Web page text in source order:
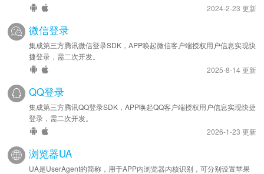
2024-2-23 更新
微信登录
集成第三方腾讯微信登录SDK，APP唤起微信客户端授权用户信息实现快
捷登录，需二次开发。
2025-8-14 更新
QQ登录
集成第三方腾讯QQ登录SDK，APP唤起QQ客户端授权用户信息实现快捷
登录，需二次开发。
2026-1-23 更新
浏览器UA
UA是UserAgent的简称，用于APP内浏览器内核识别，可分别设置苹果